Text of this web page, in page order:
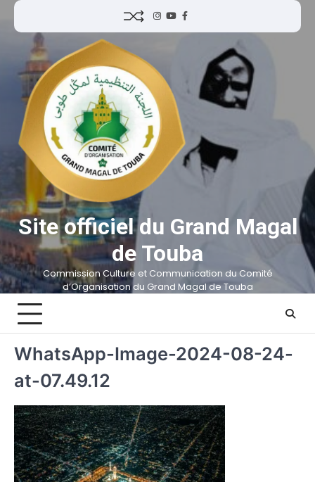
Site officiel du Grand Magal
de Touba
Commission Culture et Communication du Comité
d’Organisation du Grand Magal de Touba
WhatsApp-Image-2024-08-24-
at-07.49.12